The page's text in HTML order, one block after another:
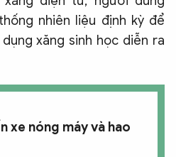
nhiên liệu định kỳ để
xăng sinh học diễn ra
xe nóng máy và hao